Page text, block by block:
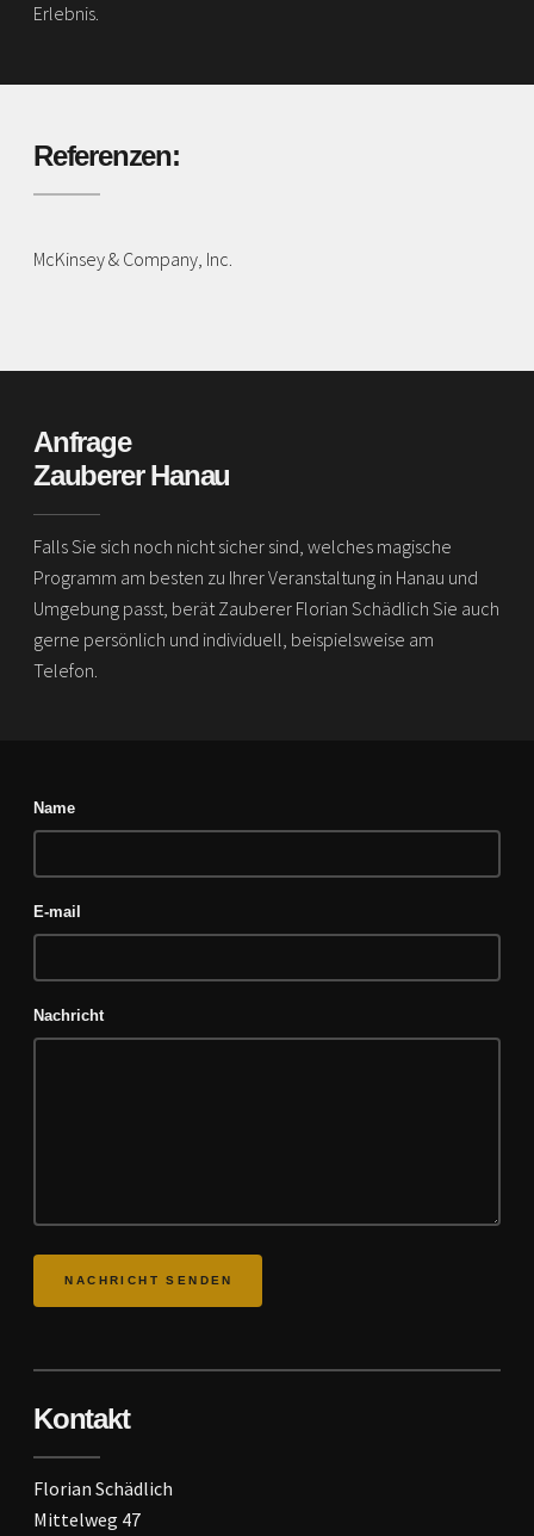
Erlebnis.
Referenzen:
McKinsey & Company, Inc.
Anfrage
Zauberer Hanau
Falls Sie sich noch nicht sicher sind, welches magische
Programm am besten zu Ihrer Veranstaltung in Hanau und
Umgebung passt, berät Zauberer Florian Schädlich Sie auch
gerne persönlich und individuell, beispielsweise am
Telefon.
Name
E-mail
Nachricht
Kontakt
Florian Schädlich
Mittelweg 47